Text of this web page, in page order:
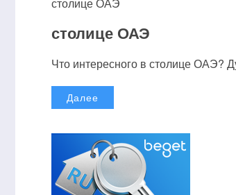
столице ОАЭ
Что интересного в столице ОАЭ?
Далее